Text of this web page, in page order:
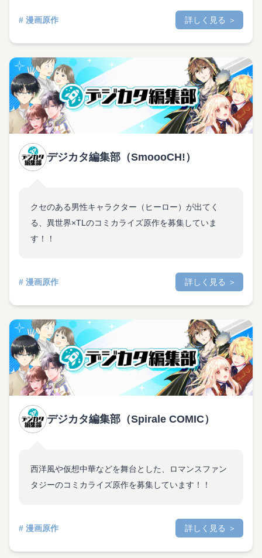
# 漫画原作 詳しく見る ＞
デジカタ編集部（SmoooCH!）
クセのある男性キャラクター（ヒーロー）が出てく
る、異世界×TLのコミカライズ原作を募集していま
す！！
# 漫画原作 詳しく見る ＞
デジカタ編集部（Spirale COMIC）
西洋風や仮想中華などを舞台とした、ロマンスファン
タジーのコミカライズ原作を募集しています！！
# 漫画原作 詳しく見る ＞